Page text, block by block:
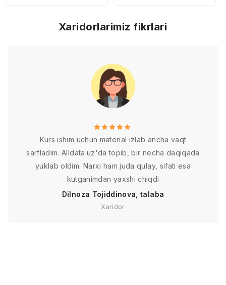
Xaridorlarimiz fikrlari
Kurs ishim uchun material izlab ancha vaqt
sarfladim. Alldata.uz'da topib, bir necha daqiqada
yuklab oldim. Narxi ham juda qulay, sifati esa
kutganimdan yaxshi chiqdi
Dilnoza Tojiddinova, talaba
Xaridor